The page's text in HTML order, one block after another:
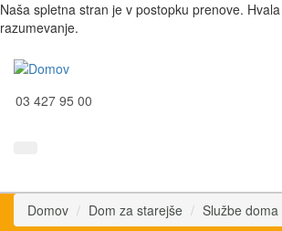
Naša spletna stran je v postopku prenove.
razumevanje.
03 427 95 00
Domov Dom za starejše Službe doma